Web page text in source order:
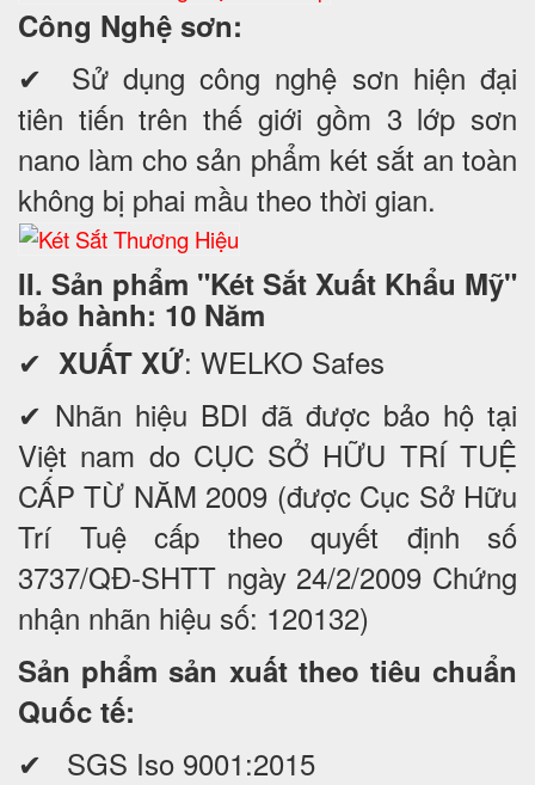
Công Nghệ sơn:
✔ Sử dụng công nghệ sơn hiện đại
tiên tiến trên thế giới gồm 3 lớp sơn
nano làm cho sản phẩm két sắt an toàn
không bị phai mầu theo thời gian.
II. Sản phẩm "Két Sắt Xuất Khẩu Mỹ"
bảo hành: 10 Năm
✔ XUẤT XỨ: WELKO Safes
✔ Nhãn hiệu BDI đã được bảo hộ tại
Việt nam do CỤC SỞ HỮU TRÍ TUỆ
CẤP TỪ NĂM 2009 (được Cục Sở Hữu
Trí Tuệ cấp theo quyết định số
3737/QĐ-SHTT ngày 24/2/2009 Chứng
nhận nhãn hiệu số: 120132)
Sản phẩm sản xuất theo tiêu chuẩn
Quốc tế:
✔ SGS Iso 9001:2015